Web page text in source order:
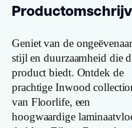
Geniet van de
stijl en duurzaamheid die
product biedt. Ontdek de
prachtige Inwood
van Floorlife, een
hoogwaardige